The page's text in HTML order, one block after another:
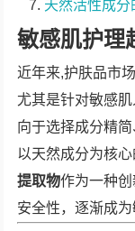
天然活性成分
敏感肌护理
近年来,护肤品市
尤其是针对敏感
向于选择成分精
以天然成分为核
提取物作为一种
安全性，逐渐成